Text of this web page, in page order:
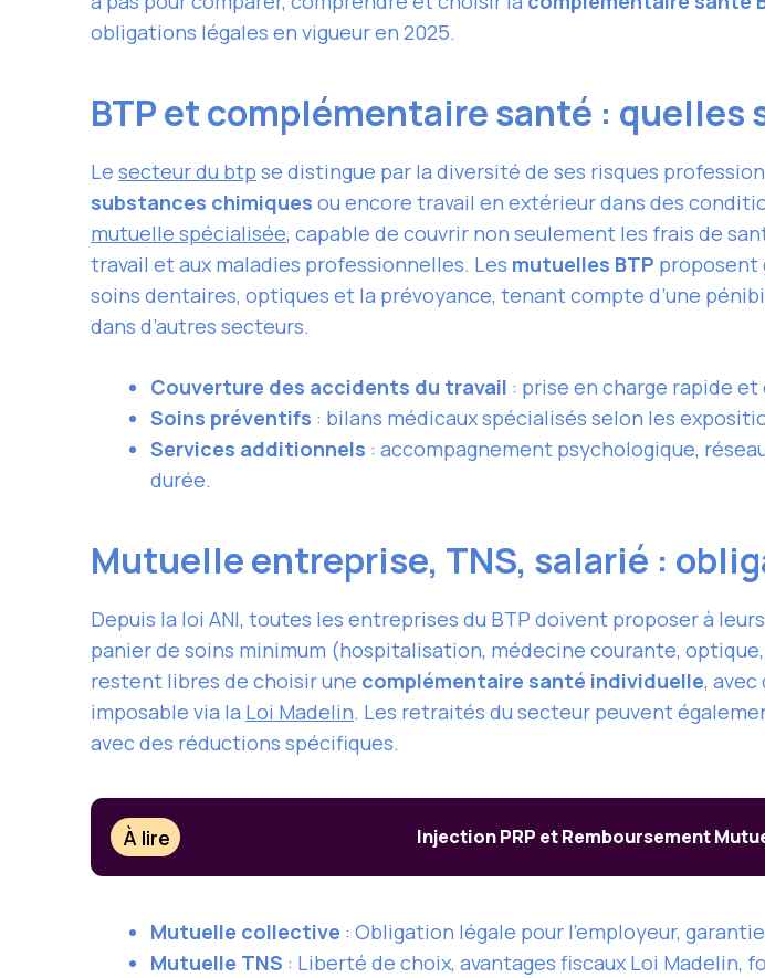
obligations légales en vigueur en 2025.
BTP et complémentaire santé :
Le secteur du btp se distingue par la diversité de ses risques
substances chimiques ou encore travail en extérieur dans des
mutuelle spécialisée, capable de couvrir non seulement les frais de
travail et aux maladies professionnelles. Les mutuelles BTP proposent
soins dentaires, optiques et la prévoyance, tenant compte d’une
dans d’autres secteurs.
Couverture des accidents du travail : prise en charge rapide
Soins préventifs : bilans médicaux spécialisés selon les
Services additionnels : accompagnement psychologique,
durée.
Mutuelle entreprise, TNS, salarié :
Depuis la loi ANI, toutes les entreprises du BTP doivent proposer à
panier de soins minimum (hospitalisation, médecine courante,
restent libres de choisir une complémentaire santé individuelle,
imposable via la Loi Madelin. Les retraités du secteur peuvent
avec des réductions spécifiques.
À lire Injection PRP et Remboursement
Mutuelle collective : Obligation légale pour l’employeur,
Mutuelle TNS : Liberté de choix, avantages fiscaux Loi Madelin,